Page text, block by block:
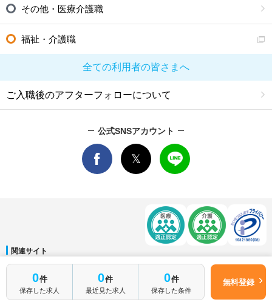
0件
保存した求人
0件
最近見た求人
0件
保存した条件
無料登録
その他・医療介護職
福祉・介護職
全ての利用者の皆さまへ
ご入職後のアフターフォローについて
公式SNSアカウント
関連サイト
マイナビDOCTOR│マイナビ看護師│マイナビ薬剤師│マイナビ保育士
運営会社
会社概要│ ご利用規約 個人情報保護方針 サイトマップ│お問い合わせ